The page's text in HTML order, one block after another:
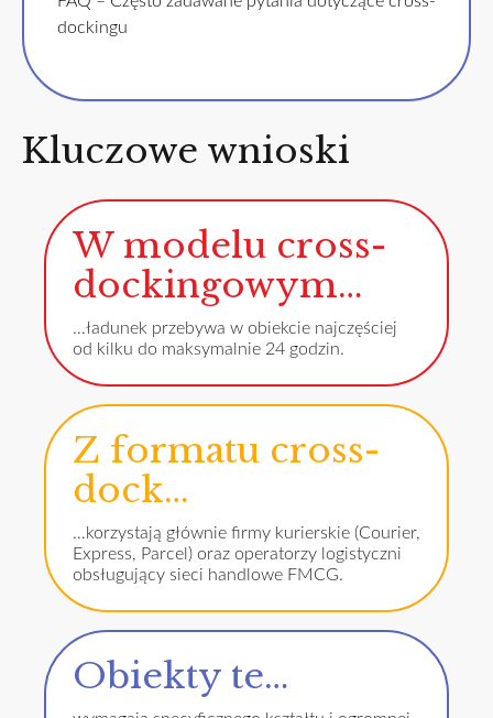
dockingu
Kluczowe wnioski
W modelu cross-
dockingowym…
…ładunek przebywa w obiekcie najczęściej
od kilku do maksymalnie 24 godzin.
Z formatu cross-
dock…
…korzystają głównie firmy kurierskie (Courier,
Express, Parcel) oraz operatorzy logistyczni
obsługujący sieci handlowe FMCG.
Obiekty te…